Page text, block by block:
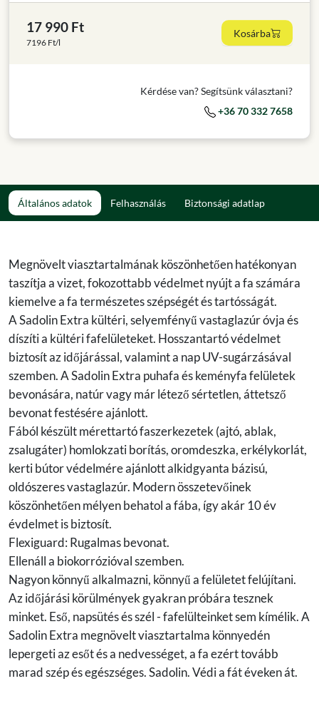
17 990 Ft
7196 Ft/l
Kosárba
Kérdése van? Segítsünk választani?
+36 70 332 7658
Általános adatok Felhasználás Biztonsági adatlap
Megnövelt viasztartalmának köszönhetően hatékonyan
taszítja a vizet, fokozottabb védelmet nyújt a fa számára
kiemelve a fa természetes szépségét és tartósságát.
A Sadolin Extra kültéri, selyemfényű vastaglazúr óvja és
díszíti a kültéri fafelületeket. Hosszantartó védelmet
biztosít az időjárással, valamint a nap UV-sugárzásával
szemben. A Sadolin Extra puhafa és keményfa felületek
bevonására, natúr vagy már létező sértetlen, áttetsző
bevonat festésére ajánlott.
Fából készült mérettartó faszerkezetek (ajtó, ablak,
zsalugáter) homlokzati borítás, oromdeszka, erkélykorlát,
kerti bútor védelmére ajánlott alkidgyanta bázisú,
oldószeres vastaglazúr. Modern összetevőinek
köszönhetően mélyen behatol a fába, így akár 10 év
évdelmet is biztosít.
Flexiguard: Rugalmas bevonat.
Ellenáll a biokorrózióval szemben.
Nagyon könnyű alkalmazni, könnyű a felületet felújítani.
Az időjárási körülmények gyakran próbára tesznek
minket. Eső, napsütés és szél - fafelülteinket sem kímélik. A
Sadolin Extra megnövelt viasztartalma könnyedén
lepergeti az esőt és a nedvességet, a fa ezért tovább
marad szép és egészséges. Sadolin. Védi a fát éveken át.